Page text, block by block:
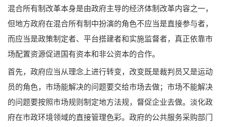
混合所有制改革本身是由政府主导的经济体制改革内容之一，
但地方政府在混合所有制中扮演的角色不应当是直接参与者，
而应当是政策制定者、平台搭建者和实施监督者，真正依靠市
场配置资源促进国有资本和非公资本的合作。
首先，政府应当从理念上进行转变，改变既是裁判员又是运动
员的角色，市场能解决的问题要交给市场去做；市场不能解决
的问题要按照市场规则制定地方法规，督促企业去做。淡化政
府在市政环境领域的直接管理色彩。政府的公共服务采购部门